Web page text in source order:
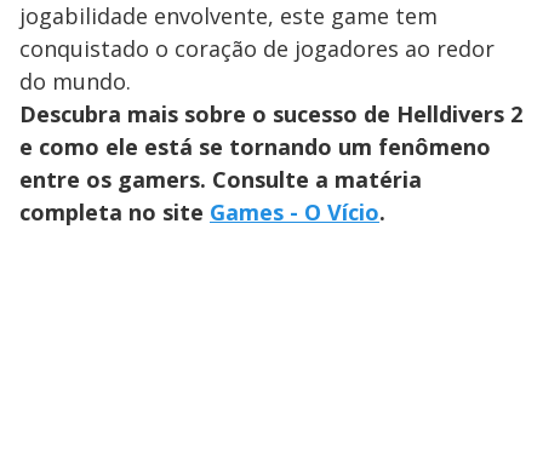
jogabilidade envolvente, este game tem
conquistado o coração de jogadores ao redor
do mundo.
Descubra mais sobre o sucesso de Helldivers 2
e como ele está se tornando um fenômeno
entre os gamers. Consulte a matéria
completa no site Games - O Vício.